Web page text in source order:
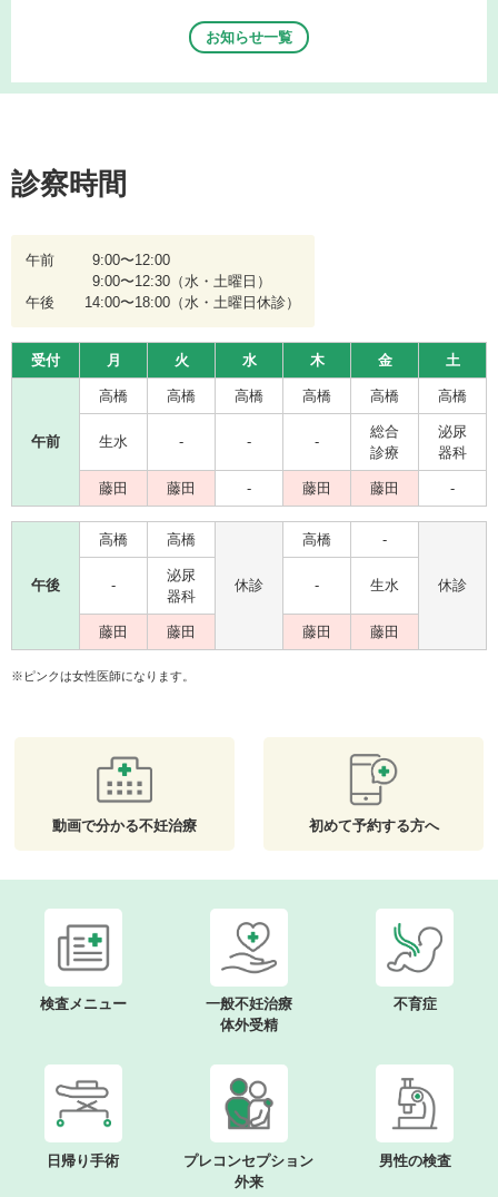
お知らせ一覧
診察時間
午前
9:00〜12:00
9:00〜12:30 （水・土曜日）
午後
14:00〜18:00 （水・土曜日休診）
受付 月 火 水 木 金 土
午前
高橋 高橋 高橋 高橋 高橋 高橋
生水 - - -
総合
診療
泌尿
器科
藤田 藤田 - 藤田 藤田 -
午後
高橋 高橋
休診
高橋 -
休診
-
泌尿
器科
- 生水
藤田 藤田 藤田 藤田
※ピンクは女性医師になります。
動画で分かる不妊治療 初めて予約する方へ
検査メニュー
一般不妊治療
体外受精
不育症
日帰り手術
プレコンセプション
外来
男性の検査